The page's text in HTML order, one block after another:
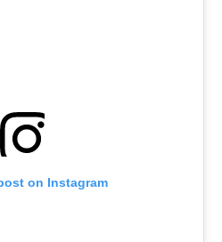
on Instagram